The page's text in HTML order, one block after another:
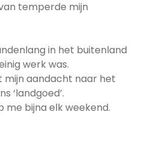
temperde mijn
in het buitenland
werk was.
mijn aandacht naar het
‘landgoed’.
me bijna elk weekend.